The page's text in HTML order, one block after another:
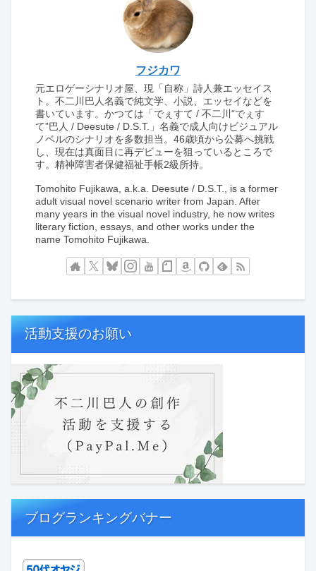
フジカワ
元エロゲーシナリオ屋、現「自称」詩人兼エッセイス
ト。不二川巴人名義で純文学、小説、エッセイなどを
書いています。かつては「でぇすて / 不二川“でぇす
て”巴人 / Deesute / D.S.T.」名義で成人向けビジュアル
ノベルのシナリオを多数担当。46歳頃から公募へ挑戦
し、現在は真面目に再デビューを狙っているところで
す。精神障害者保健福祉手帳2級所持。
Tomohito Fujikawa, a.k.a. Deesute / D.S.T., is a former
adult visual novel scenario writer from Japan. After
many years in the visual novel industry, he now writes
literary fiction, essays, and other works under the
name Tomohito Fujikawa.
活動支援のお願い
ブログランキングバナー